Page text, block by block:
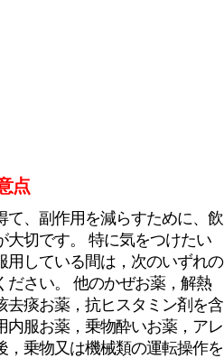
点
て、副作用を減らすために、飲
大切です。 特に気をつけたい
用している間は，次のいずれの
ださい。 他のかぜお薬，解熱
去痰お薬，抗ヒスタミン剤を含
内服お薬，乗物酔いお薬，アレ
，乗物又は機械類の運転操作を